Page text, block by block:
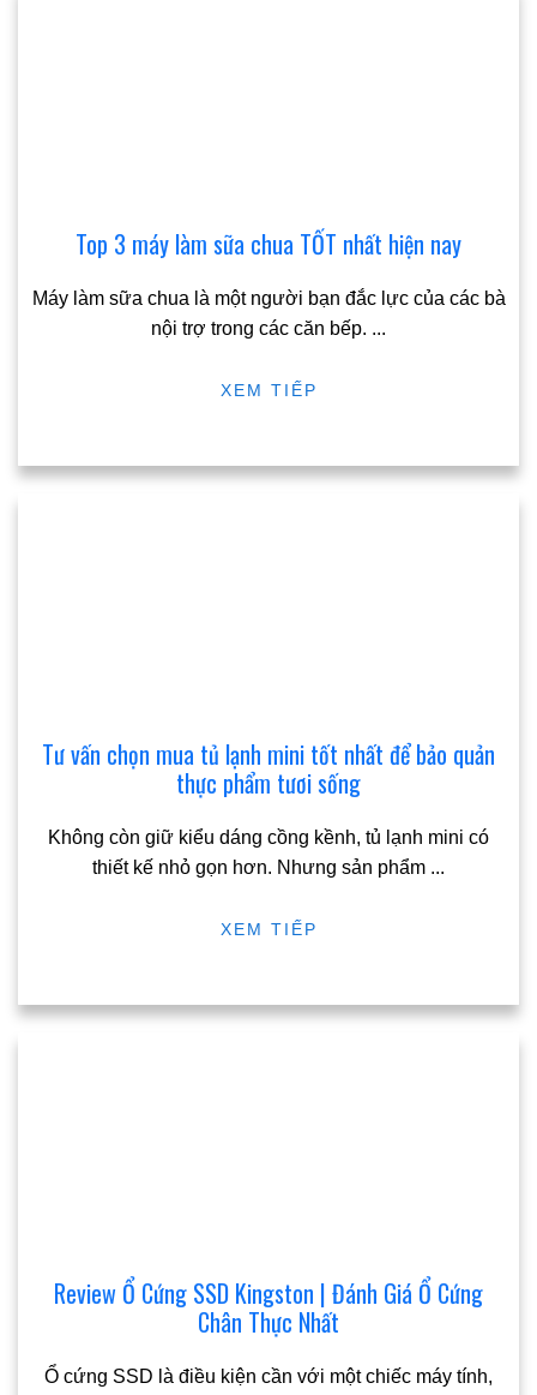
Top 3 máy làm sữa chua TỐT nhất hiện nay
Máy làm sữa chua là một người bạn đắc lực của các bà
nội trợ trong các căn bếp. ...
XEM TIẾP
Tư vấn chọn mua tủ lạnh mini tốt nhất để bảo quản
thực phẩm tươi sống
Không còn giữ kiểu dáng cồng kềnh, tủ lạnh mini có
thiết kế nhỏ gọn hơn. Nhưng sản phẩm ...
XEM TIẾP
Review Ổ Cứng SSD Kingston | Đánh Giá Ổ Cứng
Chân Thực Nhất
Ổ cứng SSD là điều kiện cần với một chiếc máy tính,